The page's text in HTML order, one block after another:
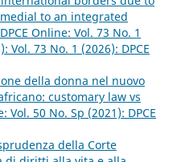
to an integrated
DPCE Online: Vol. 73 No. 1
Vol. 73 No. 1 (2026): DPCE
della donna nel nuovo
customary law vs
Vol. 50 No. Sp (2021): DPCE
della Corte